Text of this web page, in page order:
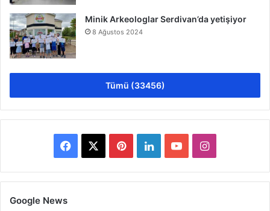
Minik Arkeologlar Serdivan’da yetişiyor
8 Ağustos 2024
Tümü (33456)
Facebook PinterestLinkedInYouTubeInstagram
Google News